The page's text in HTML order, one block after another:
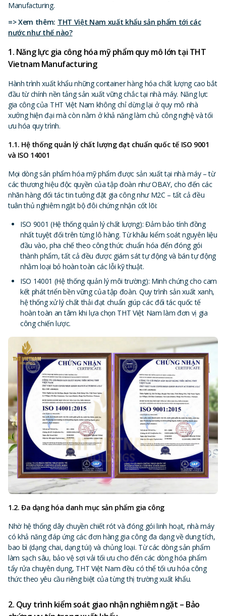
Manufacturing.
=> Xem thêm: THT Việt Nam xuất khẩu sản phẩm tới các
nước như thế nào?
1. Năng lực gia công hóa mỹ phẩm quy mô lớn tại THT
Vietnam Manufacturing
Hành trình xuất khẩu những container hàng hóa chất lượng cao bắt
đầu từ chính nền tảng sản xuất vững chắc tại nhà máy. Năng lực
gia công của THT Việt Nam không chỉ dừng lại ở quy mô nhà
xưởng hiện đại mà còn nằm ở khả năng làm chủ công nghệ và tối
ưu hóa quy trình.
1.1. Hệ thống quản lý chất lượng đạt chuẩn quốc tế ISO 9001
và ISO 14001
Mọi dòng sản phẩm hóa mỹ phẩm được sản xuất tại nhà máy – từ
các thương hiệu độc quyền của tập đoàn như OBAY, cho đến các
nhãn hàng đối tác tin tưởng đặt gia công như M2C – tất cả đều
tuân thủ nghiêm ngặt bộ đôi chứng nhận cốt lõi:
ISO 9001 (Hệ thống quản lý chất lượng): Đảm bảo tính đồng
nhất tuyệt đối trên từng lô hàng. Từ khâu kiểm soát nguyên liệu
đầu vào, pha chế theo công thức chuẩn hóa đến đóng gói
thành phẩm, tất cả đều được giám sát tự động và bán tự động
nhằm loại bỏ hoàn toàn các lỗi kỹ thuật.
ISO 14001 (Hệ thống quản lý môi trường): Minh chứng cho cam
kết phát triển bền vững của tập đoàn. Quy trình sản xuất xanh,
hệ thống xử lý chất thải đạt chuẩn giúp các đối tác quốc tế
hoàn toàn an tâm khi lựa chọn THT Việt Nam làm đơn vị gia
công chiến lược.
1.2. Đa dạng hóa danh mục sản phẩm gia công
Nhờ hệ thống dây chuyền chiết rót và đóng gói linh hoạt, nhà máy
có khả năng đáp ứng các đơn hàng gia công đa dạng về dung tích,
bao bì (dạng chai, dạng túi) và chủng loại. Từ các dòng sản phẩm
làm sạch sâu, bảo vệ sợi vải tối ưu cho đến các dòng hóa phẩm
tẩy rửa chuyên dụng, THT Việt Nam đều có thể tối ưu hóa công
thức theo yêu cầu riêng biệt của từng thị trường xuất khẩu.
2. Quy trình kiểm soát giao nhận nghiêm ngặt – Bảo